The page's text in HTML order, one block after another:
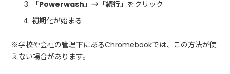
「Powerwash」→「続行」 をクリック
初期化が始まる
※学校や会社の管理下にあるChromebookでは、この方法が使
えない場合があります。